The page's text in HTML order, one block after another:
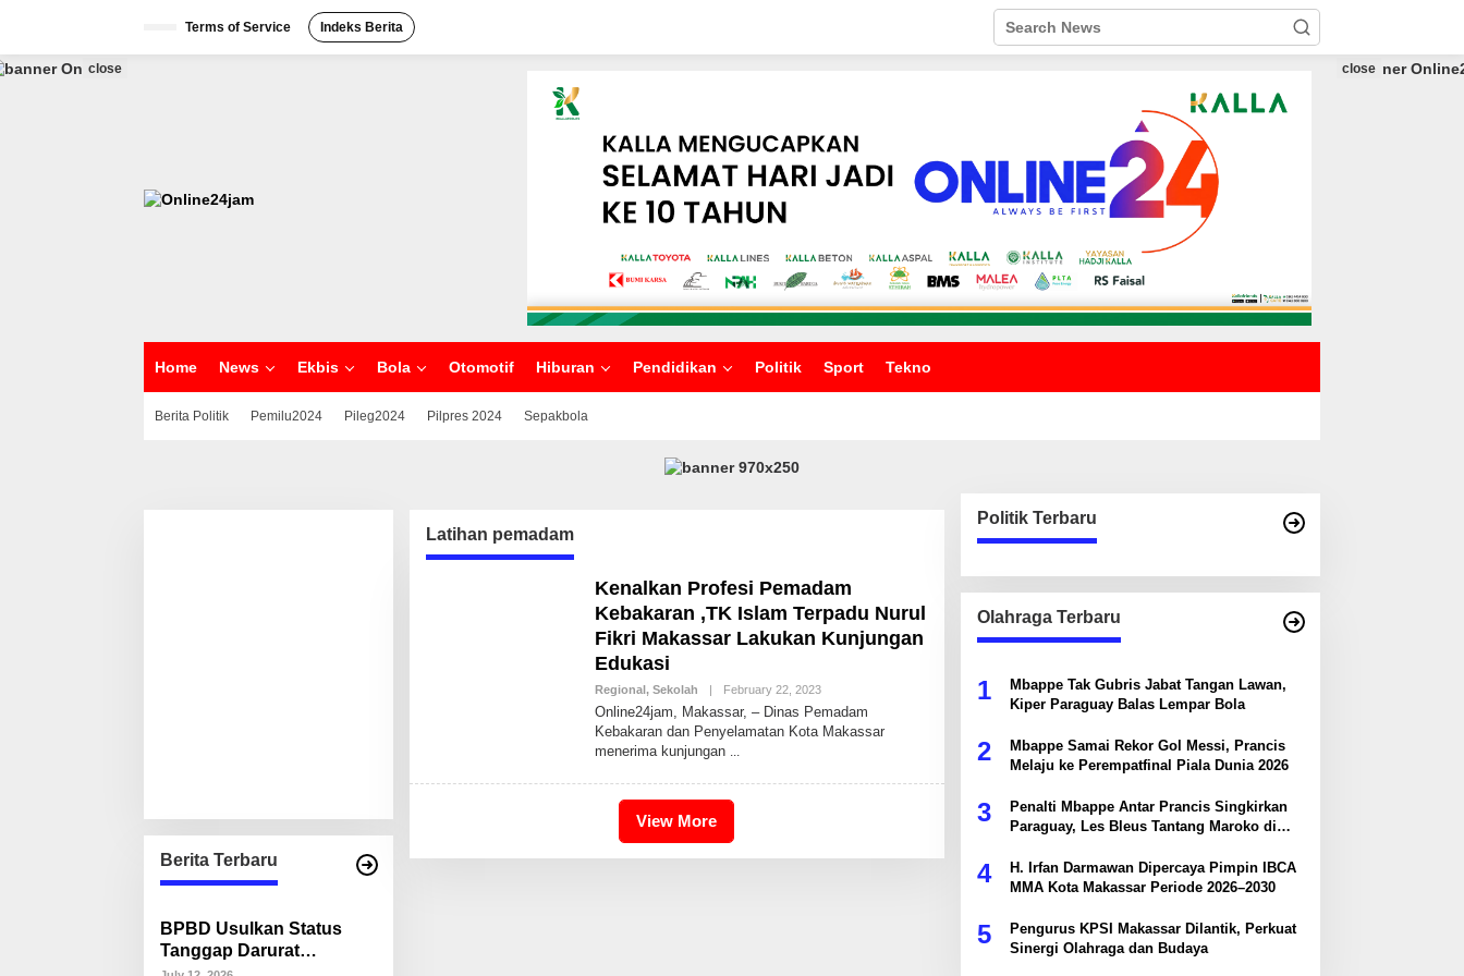
p
Terms of Service Indeks Berita
Home News Ekbis Bola Otomotif Hiburan Pendidikan Politik Sport Tekno
Berita Politik Pemilu2024 Pileg2024 Pilpres 2024 Sepakbola
close close
Berita Terbaru
BPBD Usulkan Status
Tanggap Darurat
Latihan pemadam
Kenalkan Profesi Pemadam
Kebakaran ,TK Islam Terpadu Nurul
Fikri Makassar Lakukan Kunjungan
Edukasi
Regional , Sekolah February 22, 2023B
I
D
S
Online24jam, Makassar, – Dinas Pemadam
Kebakaran dan Penyelamatan Kota Makassar
menerima kunjungan
View More
Politik Terbaru
Olahraga Terbaru
1
Mbappe Tak Gubris Jabat Tangan Lawan,
Kiper Paraguay Balas Lempar Bola
2
Mbappe Samai Rekor Gol Messi, Prancis
Melaju ke Perempatfinal Piala Dunia 2026
3
Penalti Mbappe Antar Prancis Singkirkan
Paraguay, Les Bleus Tantang Maroko di
4
H. Irfan Darmawan Dipercaya Pimpin IBCA
MMA Kota Makassar Periode 2026–2030
5
Pengurus KPSI Makassar Dilantik, Perkuat
Sinergi Olahraga dan Budaya